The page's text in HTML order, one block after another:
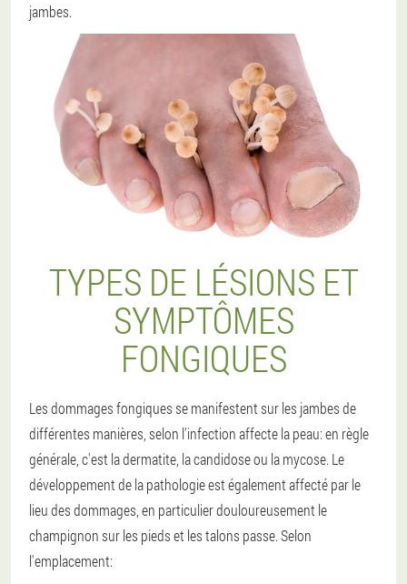
jambes.
TYPES DE LÉSIONS ET
SYMPTÔMES
FONGIQUES
Les dommages fongiques se manifestent sur les jambes de
différentes manières, selon l'infection affecte la peau: en règle
générale, c'est la dermatite, la candidose ou la mycose. Le
développement de la pathologie est également affecté par le
lieu des dommages, en particulier douloureusement le
champignon sur les pieds et les talons passe. Selon
l'emplacement: